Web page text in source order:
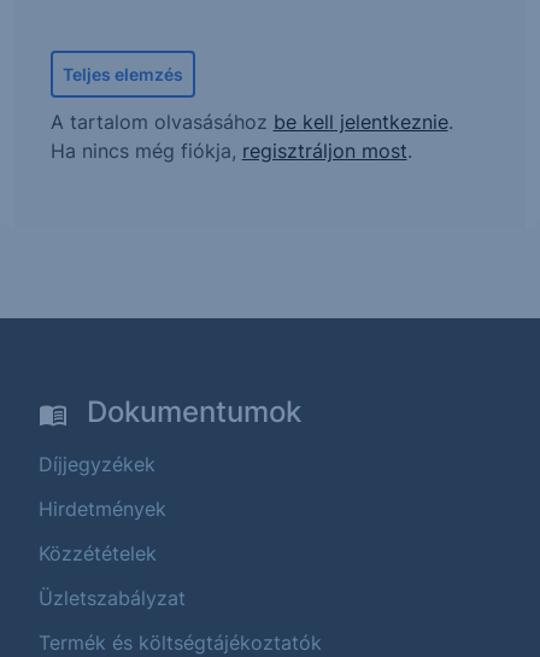
Teljes elemzés
A tartalom olvasásához be kell jelentkeznie.
Ha nincs még fiókja, regisztráljon most.
Dokumentumok
Díjjegyzékek
Hirdetmények
Közzétételek
Üzletszabályzat
Termék és költségtájékoztatók